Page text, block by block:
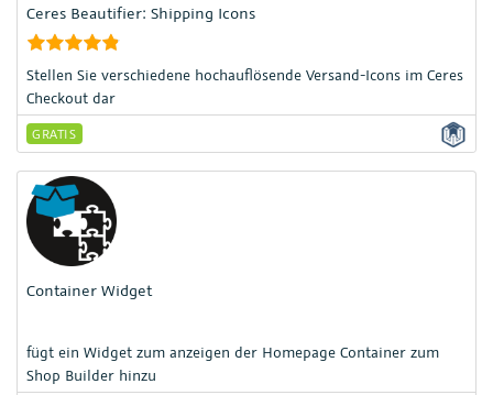
Ceres Beautifier: Shipping Icons
Stellen Sie verschiedene hochauflösende Versand-Icons im Ceres
Checkout dar
GRATIS
Container Widget
fügt ein Widget zum anzeigen der Homepage Container zum
Shop Builder hinzu